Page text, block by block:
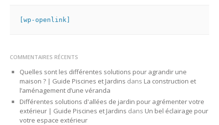
[wp-openlink]
COMMENTAIRES RÉCENTS
Quelles sont les différentes solutions pour agrandir une
maison ? | Guide Piscines et Jardins dans La construction et
l’aménagement d’une véranda
Différentes solutions d'allées de jardin pour agrémenter votre
extérieur | Guide Piscines et Jardins dans Un bel éclairage pour
votre espace extérieur